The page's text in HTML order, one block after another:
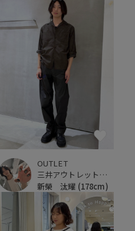
OUTLET
三井アウトレットパーク 横浜ベイサイド
新榮 汰耀 (178cm)